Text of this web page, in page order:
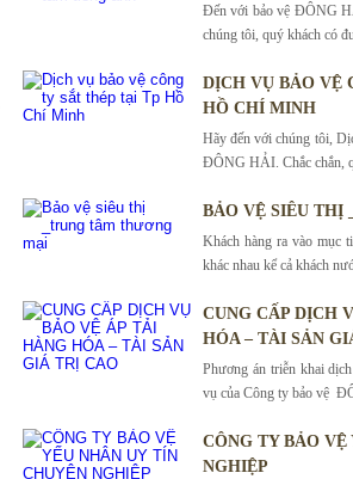
Đến với bảo vệ ĐÔNG
chúng tôi, quý khách có
DỊCH VỤ BẢO VỆ
HỒ CHÍ MINH
Hãy đến với chúng tôi,
ĐÔNG HẢI. Chắc chắn,
BẢO VỆ SIÊU THỊ
Khách hàng ra vào mục
khác nhau kể cả khách
CUNG CẤP DỊCH
HÓA – TÀI SẢN
Phương án triễn khai
vụ của Công ty bảo vệ
CÔNG TY BẢO
NGHIỆP